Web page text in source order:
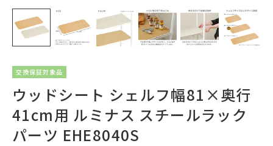
交換保証対象品
ウッドシート シェルフ幅81×奥行
41cm用 ルミナス スチールラック
パーツ EHE8040S